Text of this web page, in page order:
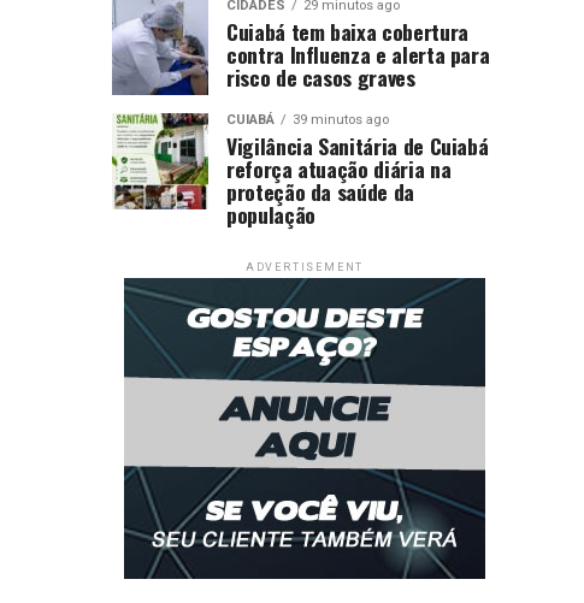
CIDADES 29 minutos ago
Cuiabá tem baixa cobertura
contra Influenza e alerta para
risco de casos graves
CUIABÁ 39 minutos ago
Vigilância Sanitária de Cuiabá
reforça atuação diária na
proteção da saúde da
população
ADVERTISEMENT